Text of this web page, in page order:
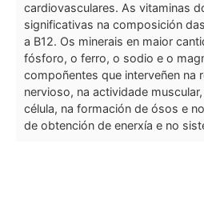
cardiovasculares. As vitaminas
significativas na composición
a B12. Os minerais en maior
fósforo, o ferro, o sodio e o
compoñentes que interveñen na
nervioso, na actividade
célula, na formación de ósos e
de obtención de enerxía e no